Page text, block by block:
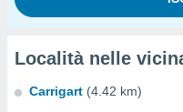
Località nelle
Carrigart (4.42 km)